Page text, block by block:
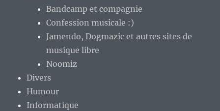
Bandcamp et compagnie
Confession musicale :)
Jamendo, Dogmazic et autres sites de
musique libre
Noomiz
Divers
Humour
Informatique